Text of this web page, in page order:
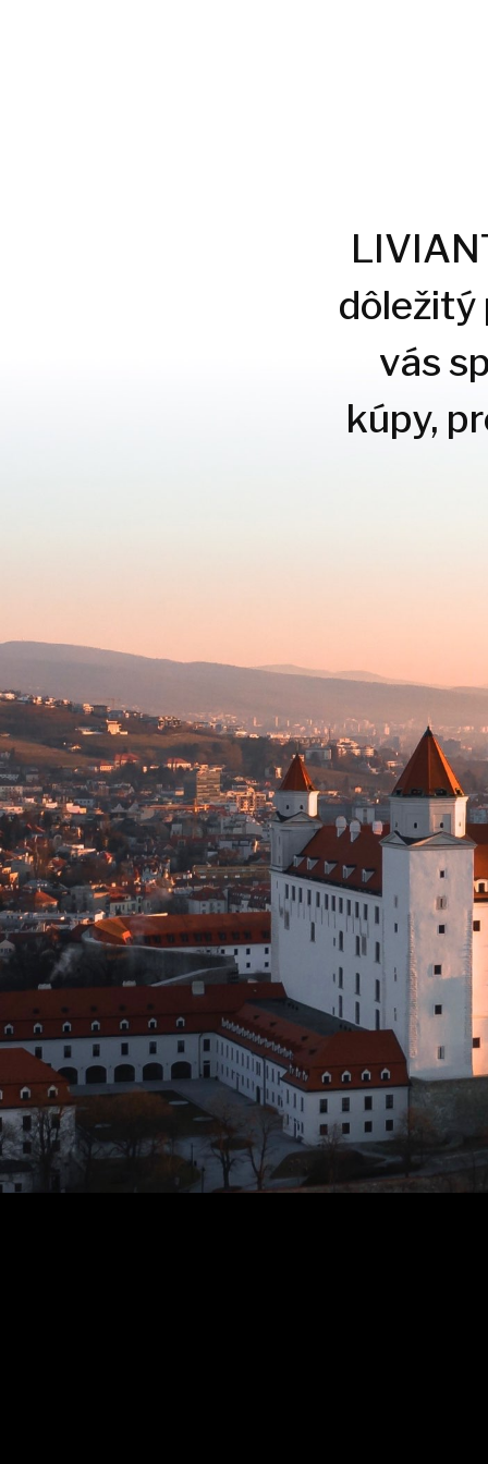
dôležitý
vás
kúpy,